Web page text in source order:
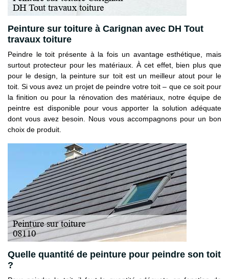
Peinture sur toiture à Carignan avec DH Tout
travaux toiture
Peindre le toit présente à la fois un avantage esthétique, mais
surtout protecteur pour les matériaux. À cet effet, bien plus que
pour le design, la peinture sur toit est un meilleur atout pour le
toit. Si vous avez un projet de peindre votre toit – que ce soit pour
la finition ou pour la rénovation des matériaux, notre équipe de
peintre est disponible pour vous apporter la solution adéquate
dont vous avez besoin. Nous vous accompagnons pour un bon
choix de produit.
Quelle quantité de peinture pour peindre son toit
?